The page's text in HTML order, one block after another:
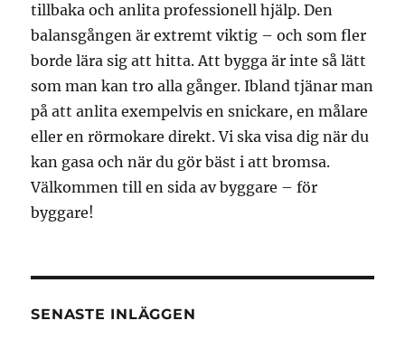
tillbaka och anlita professionell hjälp. Den
balansgången är extremt viktig – och som fler
borde lära sig att hitta. Att bygga är inte så lätt
som man kan tro alla gånger. Ibland tjänar man
på att anlita exempelvis en snickare, en målare
eller en rörmokare direkt. Vi ska visa dig när du
kan gasa och när du gör bäst i att bromsa.
Välkommen till en sida av byggare – för
byggare!
SENASTE INLÄGGEN